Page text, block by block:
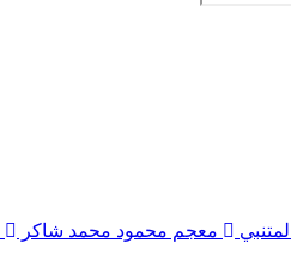
المتنبي معجم محمود محمد شاكر